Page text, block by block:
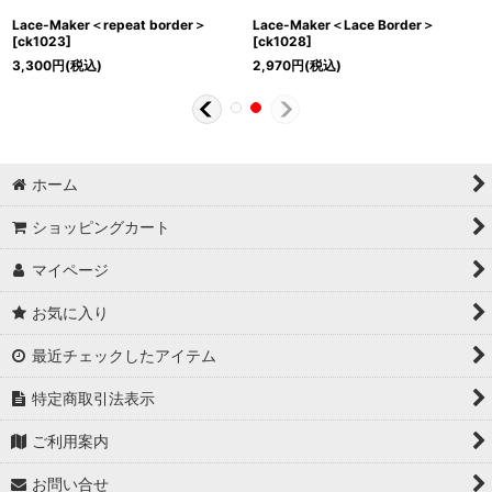
Lace-Maker＜repeat border＞
[ck1023]
3,300円(税込)
Lace-Maker＜Lace Border＞
[ck1028]
2,970円(税込)
ホーム
ショッピングカート
マイページ
お気に入り
最近チェックしたアイテム
特定商取引法表示
ご利用案内
お問い合せ